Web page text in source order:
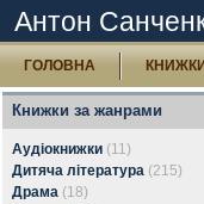
Антон
ГОЛОВНА КНИЖКИ
Книжки за жанрами
Аудіокнижки (11)
Дитяча література (215)
Драма (18)